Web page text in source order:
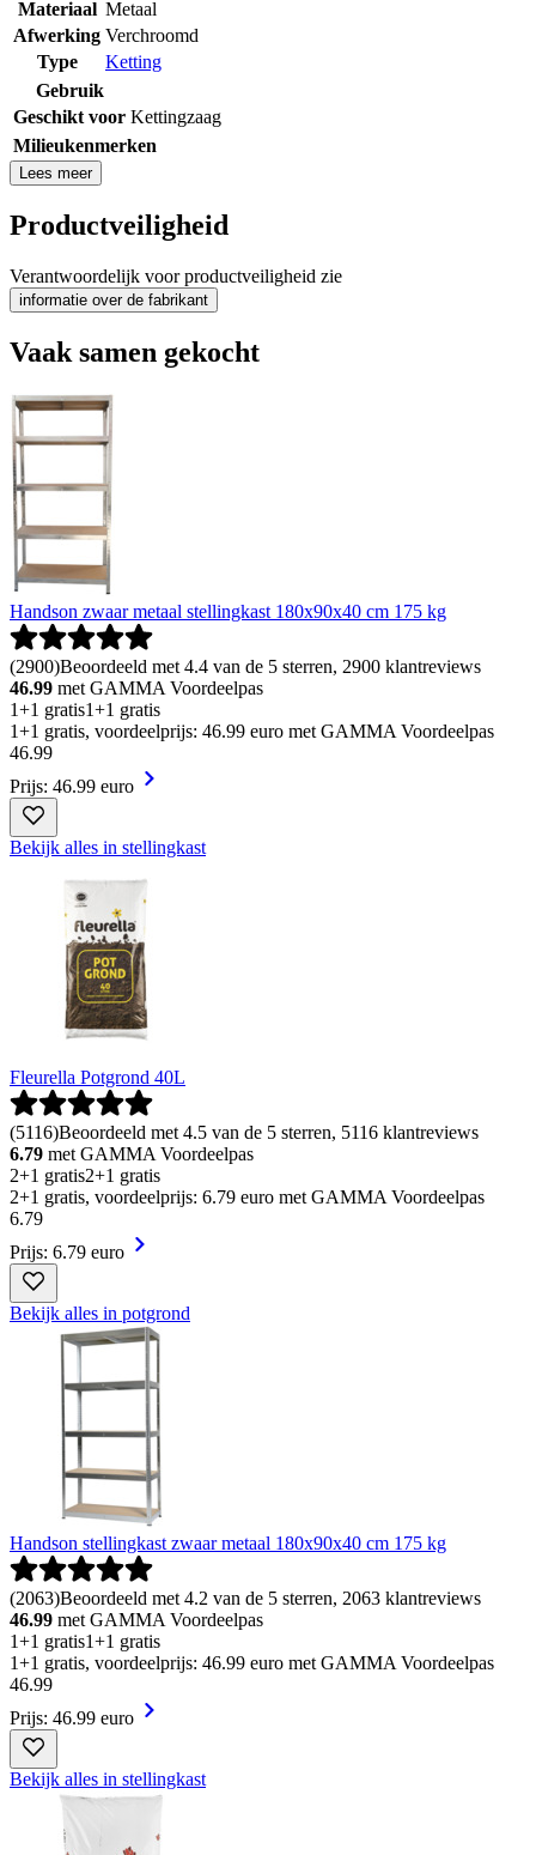
Materiaal Metaal
Afwerking Verchroomd
Type
Ketting
Gebruik
Geschikt voor Kettingzaag
Milieukenmerken
Lees meer
Productveiligheid
Verantwoordelijk voor productveiligheid zie
informatie over de fabrikant
Vaak samen gekocht
Handson zwaar metaal stellingkast 180x90x40 cm 175 kg
(2900)Beoordeeld met 4.4 van de 5 sterren, 2900 klantreviews
46.99 met GAMMA Voordeelpas
1+1 gratis1+1 gratis
1+1 gratis, voordeelprijs: 46.99 euro met GAMMA Voordeelpas
46.99
Prijs: 46.99 euro
Bekijk alles in stellingkast
Fleurella Potgrond 40L
(5116)Beoordeeld met 4.5 van de 5 sterren, 5116 klantreviews
6.79 met GAMMA Voordeelpas
2+1 gratis2+1 gratis
2+1 gratis, voordeelprijs: 6.79 euro met GAMMA Voordeelpas
6.79
Prijs: 6.79 euro
Bekijk alles in potgrond
Handson stellingkast zwaar metaal 180x90x40 cm 175 kg
(2063)Beoordeeld met 4.2 van de 5 sterren, 2063 klantreviews
46.99 met GAMMA Voordeelpas
1+1 gratis1+1 gratis
1+1 gratis, voordeelprijs: 46.99 euro met GAMMA Voordeelpas
46.99
Prijs: 46.99 euro
Bekijk alles in stellingkast